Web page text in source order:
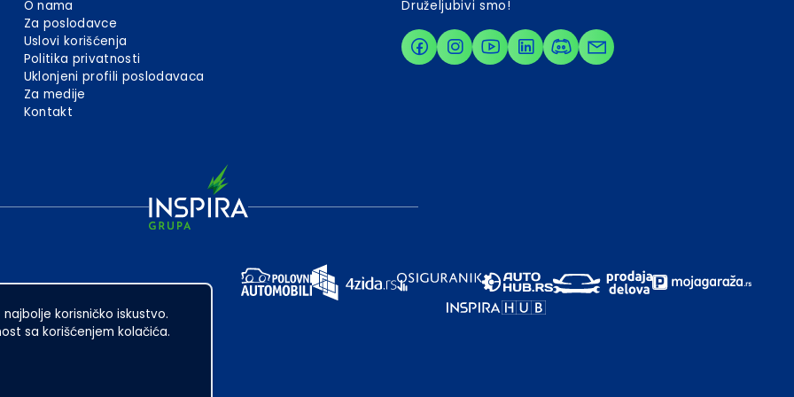
korisničko iskustvo.
sa korišćenjem kolačića.
O nama
Za poslodavce
Uslovi korišćenja
Politika privatnosti
Uklonjeni profili poslodavaca
Za medije
Kontakt
Druželjubivi smo!